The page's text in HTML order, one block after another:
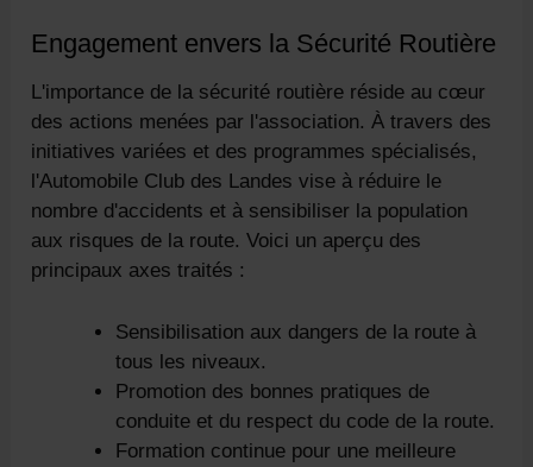
Engagement envers la Sécurité Routière
L'importance de la sécurité routière réside au cœur
des actions menées par l'association. À travers des
initiatives variées et des programmes spécialisés,
l'Automobile Club des Landes vise à réduire le
nombre d'accidents et à sensibiliser la population
aux risques de la route. Voici un aperçu des
principaux axes traités :
Sensibilisation aux dangers de la route à
tous les niveaux.
Promotion des bonnes pratiques de
conduite et du respect du code de la route.
Formation continue pour une meilleure